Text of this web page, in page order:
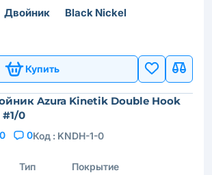
Двойник Black Nickel
Купить
Azura Kinetik Double Hook
#1/0
0 0Код : KNDH-1-0
Тип Покрытие